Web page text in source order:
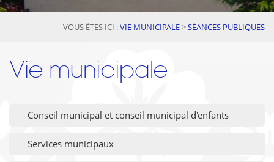
VOUS ÊTES ICI :VIE MUNICIPALE>SÉANCES PUBLIQUES
Vie municipale
Conseil municipal et conseil municipal d'enfants
Services municipaux